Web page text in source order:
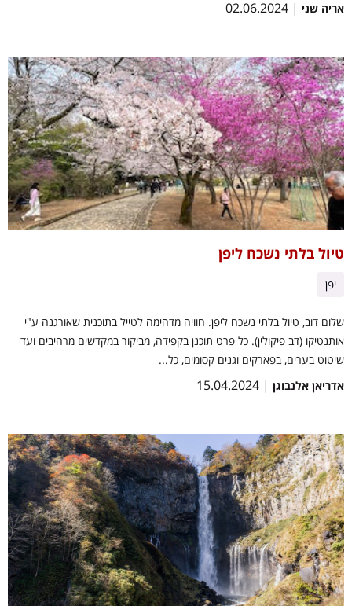
אריה שני | 02.06.2024
טיול בלתי נשכח ליפן
יפן
שלום דוב, טיול בלתי נשכח ליפן. חוויה מדהימה לטייל בתוכנית שאורגנה ע"י
אותנטיקו (דב פיקולין). כל פרט תוכנן בקפידה, מביקור במקדשים מרהיבים ועד
שיטוט בערים, בפארקים וגנים קסומים, כל...
אדריאן אלנבוגן | 15.04.2024